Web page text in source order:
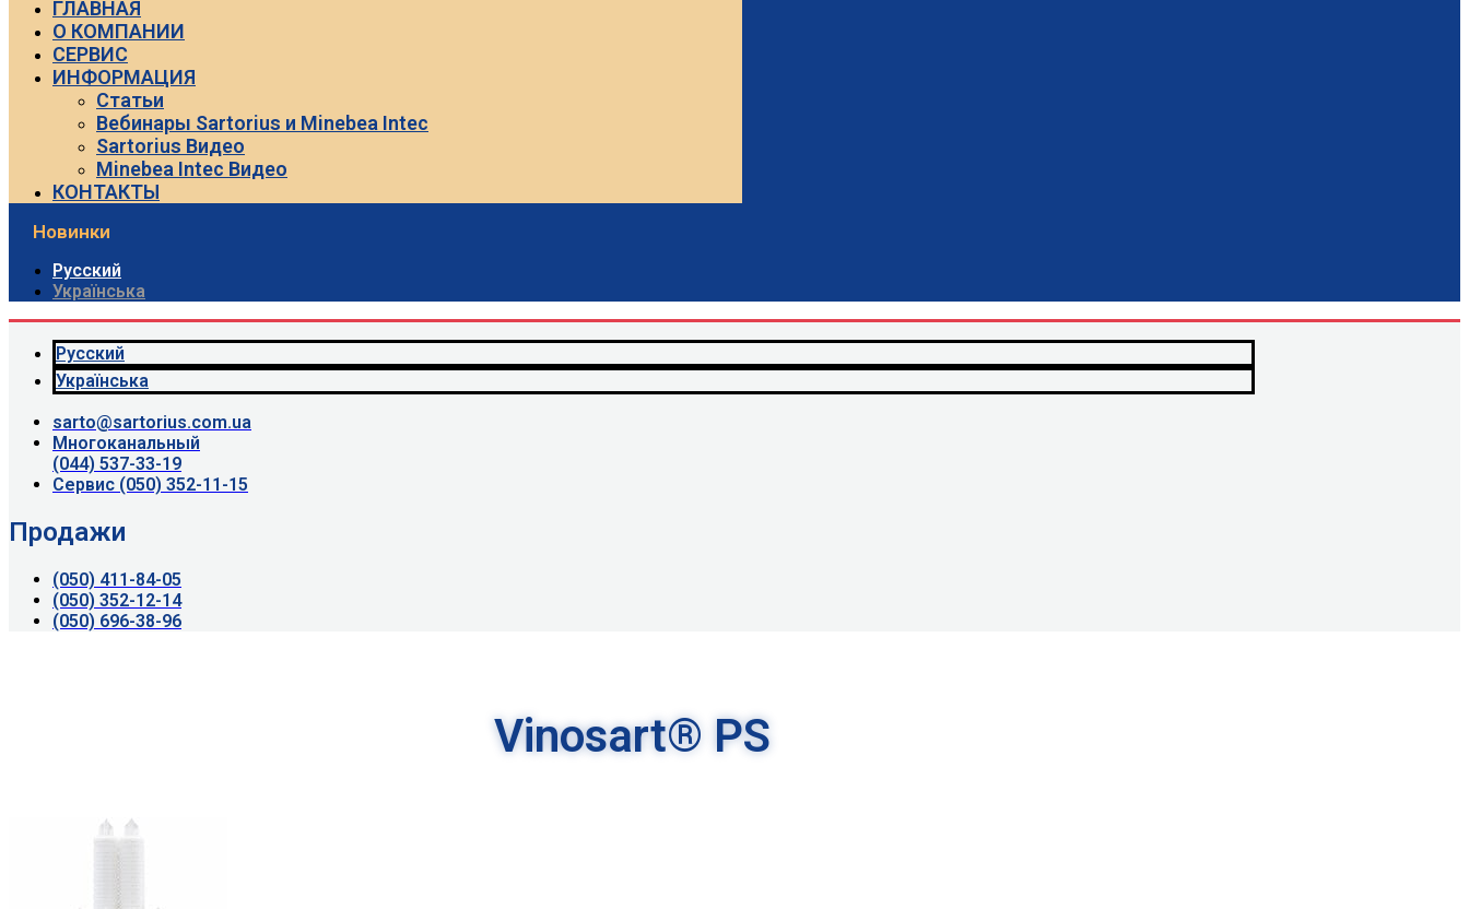
ГЛАВНАЯ
О КОМПАНИИ
СЕРВИС
ИНФОРМАЦИЯ
Статьи
Вебинары Sartorius и Minebea Intec
Sartorius Видео
Minebea Intec Видео
КОНТАКТЫ
Новинки
Русский
Українська
Русский
Українська
sarto@sartorius.com.ua
Многоканальный
(044) 537-33-19
Сервис (050) 352-11-15
Продажи
(050) 411-84-05
(050) 352-12-14
(050) 696-38-96
Vinosart® PS